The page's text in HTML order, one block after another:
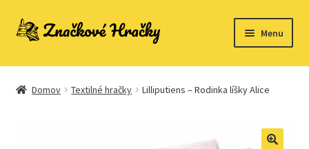
Preskočiť
Preskočiť
Menu
Domovská stránka
Domov Textilné hračky Lilliputiens – Rodinka líšky Alice